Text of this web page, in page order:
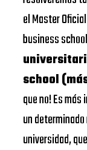
el Master
business
school
que no! Es
un
universidad,